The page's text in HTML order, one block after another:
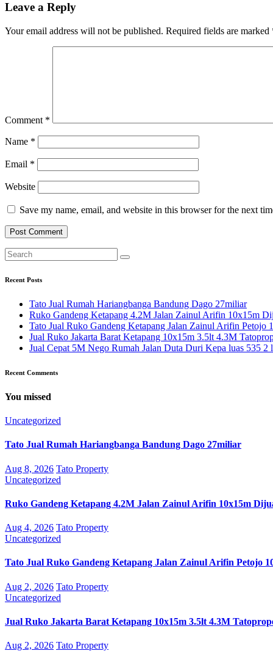
Leave a Reply
Your email address will not be published. Required fields are marked
Comment *
Name *
Email *
Website
Save my name, email, and website in this browser for the next
Recent Posts
Tato Jual Rumah Hariangbanga Bandung Dago 27miliar
Ruko Gandeng Ketapang 4.2M Jalan Zainul Arifin 10x15m
Tato Jual Ruko Gandeng Ketapang Jalan Zainul Arifin Petojo
Jual Ruko Jakarta Barat Ketapang 10x15m 3.5lt 4.3M
Jual Cepat 5M Nego Rumah Jalan Duta Duri Kepa luas 535 2
Recent Comments
You missed
Uncategorized
Tato Jual Rumah Hariangbanga Bandung Dago 27miliar
Aug 8, 2026 Tato Property
Uncategorized
Ruko Gandeng Ketapang 4.2M Jalan Zainul Arifin 10x15m
Aug 4, 2026 Tato Property
Uncategorized
Tato Jual Ruko Gandeng Ketapang Jalan Zainul Arifin Petojo
Aug 2, 2026 Tato Property
Uncategorized
Jual Ruko Jakarta Barat Ketapang 10x15m 3.5lt 4.3M
Aug 2, 2026 Tato Property